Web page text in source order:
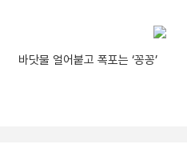
바닷물 얼어붙고 폭포는 ‘꽁꽁’